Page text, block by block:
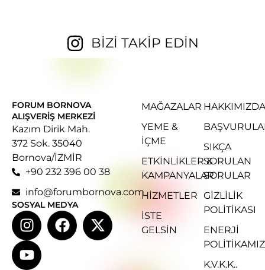
BİZİ TAKİP EDİN
FORUM BORNOVA
ALIŞVERIŞ MERKEZI
Kazım Dirik Mah.
372 Sok. 35040
Bornova/İZMİR
+90 232 396 00 38
info@forumbornova.com
SOSYAL MEDYA
MAĞAZALAR
YEME &
İÇME
ETKINLIKLER &
KAMPANYALAR
HIZMETLER
İSTE
GELSIN
HAKKIMIZDA
SIKÇA
SORULAN
SORULAR
GIZLILIK
POLITIKASI
ENERJI
POLITIKAMIZ
K.V.K.K..